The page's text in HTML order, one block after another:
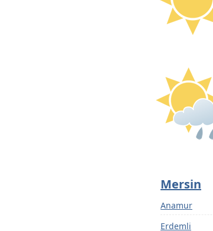
Mersin
Anamur
Erdemli